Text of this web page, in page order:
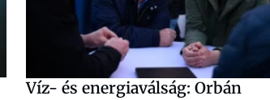
Víz- és energiaválság: Orbán